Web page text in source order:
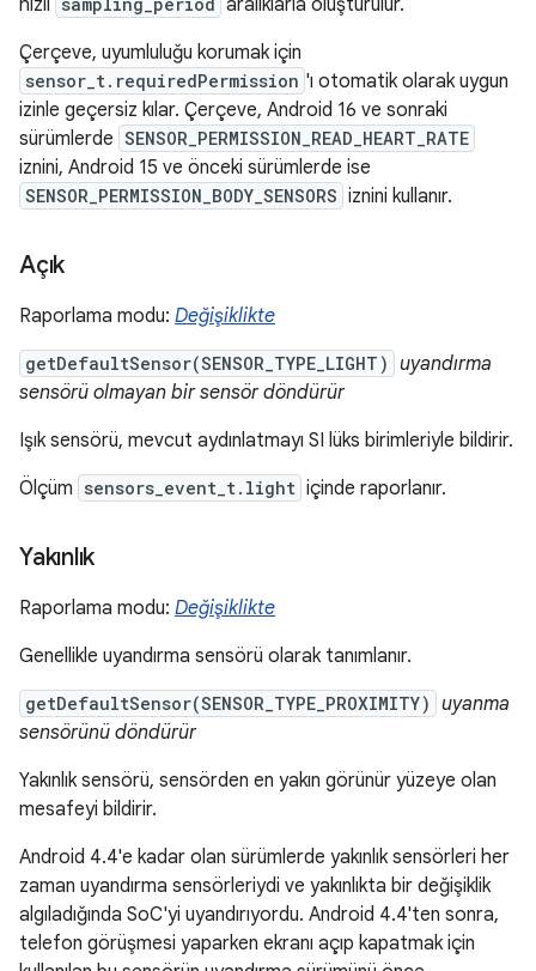
Çerçeve, uyumluluğu korumak için
sensor_t.requiredPermission 'ı otomatik olarak uygun
izinle geçersiz kılar. Çerçeve, Android 16 ve sonraki
sürümlerde SENSOR_PERMISSION_READ_HEART_RATE
iznini, Android 15 ve önceki sürümlerde ise
SENSOR_PERMISSION_BODY_SENSORS iznini kullanır.
Açık
Raporlama modu: Değişiklikte
getDefaultSensor(SENSOR_TYPE_LIGHT) uyandırma
sensörü olmayan bir sensör döndürür
Işık sensörü, mevcut aydınlatmayı SI lüks birimleriyle bildirir.
Ölçüm sensors_event_t.light içinde raporlanır.
Yakınlık
Raporlama modu: Değişiklikte
Genellikle uyandırma sensörü olarak tanımlanır.
getDefaultSensor(SENSOR_TYPE_PROXIMITY) uyanma
sensörünü döndürür
Yakınlık sensörü, sensörden en yakın görünür yüzeye olan
mesafeyi bildirir.
Android 4.4'e kadar olan sürümlerde yakınlık sensörleri her
zaman uyandırma sensörleriydi ve yakınlıkta bir değişiklik
algıladığında SoC'yi uyandırıyordu. Android 4.4'ten sonra,
telefon görüşmesi yaparken ekranı açıp kapatmak için